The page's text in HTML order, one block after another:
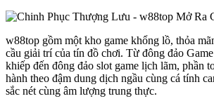
w88top gồm một kho game khổng lồ, thỏa
cầu giải trí của tín đồ chơi. Từ đông đảo
khiếp đến đông đảo slot game lịch lãm, phần
hành theo đậm dung dịch ngầu cùng cá tính
sắc nét cùng âm lượng trung thực.